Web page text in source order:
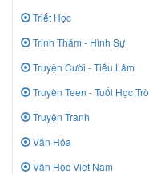
Triết Học
Trinh Thám - Hình Sự
Truyện Cười - Tiếu Lâm
Truyên Teen - Tuổi Học Trò
Truyện Tranh
Văn Hóa
Văn Học Việt Nam